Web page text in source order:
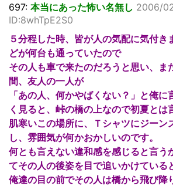
697: 本当にあった怖い名無し 2006/
ID:8whTpE2S0
５分程した時、皆が人の気配に気付き
どが何台も通っていたので
その人も車で来たのだろうと思い、ま
間、友人の一人が
「あの人、何かやばくない？」と俺に
く見ると、峠の橋の上なので初夏とは
肌寒いこの場所に、Ｔシャツにジーン
し、雰囲気が何かおかしいのです。
何とも言えない違和感を感じると言う
てその人の後姿を目で追いかけている
俺達の目の前でその人は橋から飛び降